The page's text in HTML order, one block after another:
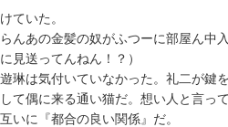
ていた。
んあの金髪の奴がふつーに部屋ん中
見送ってんねん！？）
琳は気付いていなかった。礼二が鍵
て偶に来る通い猫だ。想い人と言っ
に『都合の良い関係』だ。